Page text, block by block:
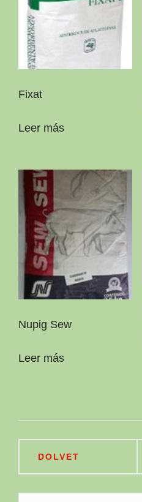
Fixat
Leer más
Nupig Sew
Leer más
de
entradas
DOLVET